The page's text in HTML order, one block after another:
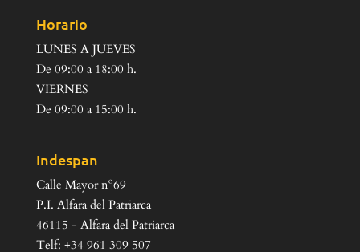
Horario
LUNES A JUEVES
De 09:00 a 18:00 h.
VIERNES
De 09:00 a 15:00 h.
Indespan
Calle Mayor nº69
P.I. Alfara del Patriarca
46115 - Alfara del Patriarca
Telf: +34 961 309 507